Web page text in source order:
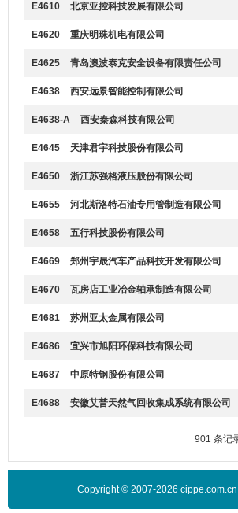
E4610 北京亚控科技发展有限公司
E4620 重庆明珠机电有限公司
E4625 青岛澳波泰克安全设备有限责任公司
E4638 西安远景智能控制有限公司
E4638-A 西安秦森科技有限公司
E4645 天津君宇科技股份有限公司
E4650 浙江苏强格液压股份有限公司
E4655 河北斯洛特石油专用管制造有限公司
E4658 五行科技股份有限公司
E4669 郑州宇晟汽车产品科技开发有限公司
E4670 瓦房店工业冶金轴承制造有限公司
E4681 苏州亚太金属有限公司
E4686 宜兴市旭阳环保科技有限公司
E4687 中原特钢股份有限公司
E4688 安徽艾普天然气回收集成系统有限公司
901 条记
Copyright © 2007-2026